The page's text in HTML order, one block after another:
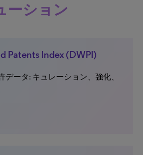
ーション
Patents Index (DWPI)
データ: キュレーション、強化、